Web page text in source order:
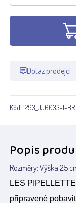
Dotaz prodejci
Kód: i293_JJ6033-1-BR
Popis
Rozměry: Výška 25
LES
připravené